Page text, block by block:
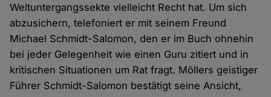
Weltuntergangssekte vielleicht Recht hat. Um sich
abzusichern, telefoniert er mit seinem Freund
Michael Schmidt-Salomon, den er im Buch ohnehin
bei jeder Gelegenheit wie einen Guru zitiert und in
kritischen Situationen um Rat fragt. Möllers geistiger
Führer Schmidt-Salomon bestätigt seine Ansicht,